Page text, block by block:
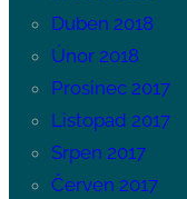
Duben 2018
Únor 2018
Prosinec 2017
Listopad 2017
Srpen 2017
Červen 2017